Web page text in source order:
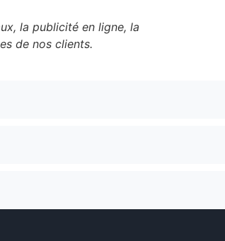
la publicité en ligne, la
de nos clients.